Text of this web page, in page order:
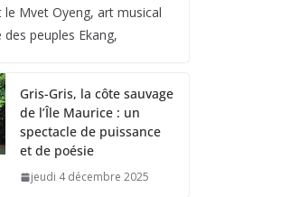
le Mvet Oyeng, art musical
peuples Ekang,
Gris-Gris, la côte sauvage
de l’Île Maurice : un
spectacle de puissance
et de poésie
jeudi 4 décembre 2025